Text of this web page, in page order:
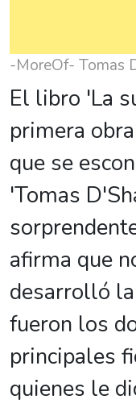
-MoreOf- Tomas
El libro 'La
primera
que se
'Tomas
afirma que
desarrolló
fueron los
principales
quienes le